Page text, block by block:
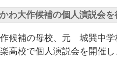
わ大作候補の個人演説会
候補の母校、元 城巽中学
高校で個人演説会を開催